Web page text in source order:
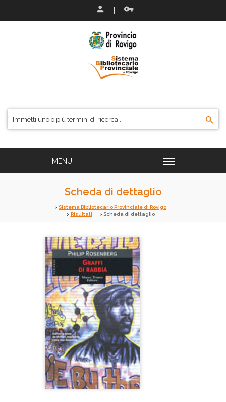
Scheda di dettaglio
Sistema Bibliotecario Provinciale di Rovigo
Risultati
Scheda di dettaglio